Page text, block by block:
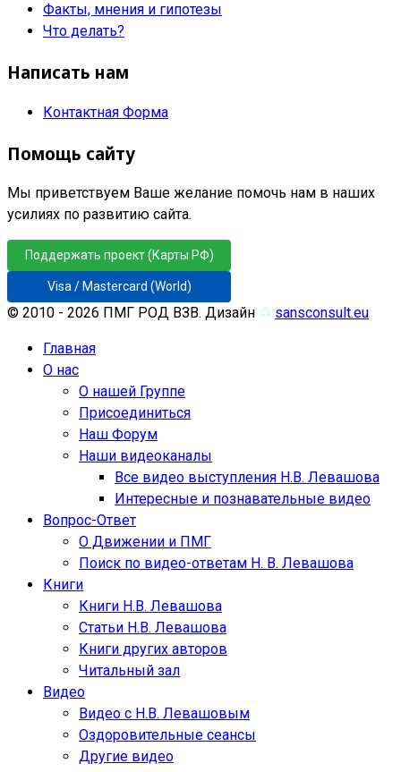
Факты, мнения и гипотезы
Что делать?
Написать нам
Контактная Форма
Помощь сайту
Мы приветствуем Ваше желание помочь нам в наших
усилиях по развитию сайта.
Поддержать проект (Карты РФ)
Visa / Mastercard (World)
© 2010 - 2026 ПМГ РОД ВЗВ. Дизайн ♲ sansconsult.eu
Главная
О нас
О нашей Группе
Присоединиться
Наш Форум
Наши видеоканалы
Все видео выступления Н.В. Левашова
Интересные и познавательные видео
Вопрос-Ответ
О Движении и ПМГ
Поиск по видео-ответам Н. В. Левашова
Книги
Книги Н.В. Левашова
Статьи Н.В. Левашова
Книги других авторов
Читальный зал
Видео
Видео с Н.В. Левашовым
Оздоровительные сеансы
Другие видео